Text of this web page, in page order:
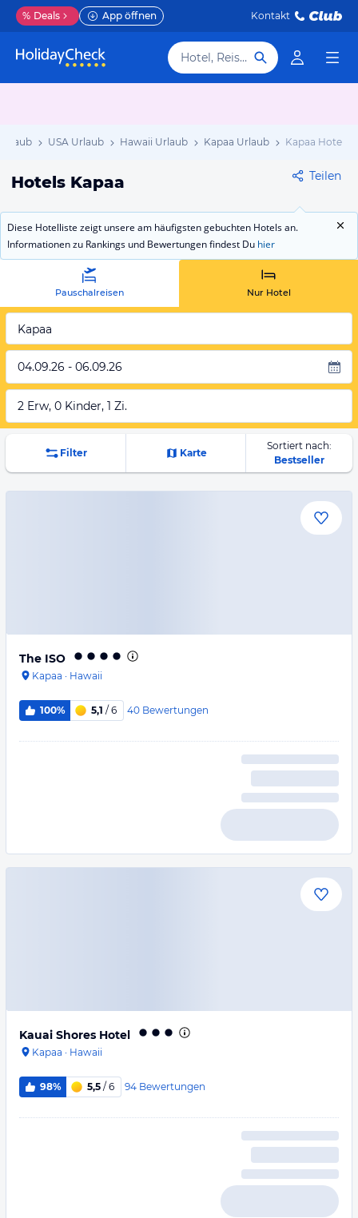
% Deals App öffnen Kontakt
Hotel, Reiseziel
USA Urlaub Hawaii Urlaub Kapaa Urlaub Kapaa Hotels
Hotels Kapaa Teilen
Diese Hotelliste zeigt unsere am häufigsten gebuchten Hotels an.
Informationen zu Rankings und Bewertungen findest Du hier
Pauschalreisen Nur Hotel
Kapaa
04.09.26 - 06.09.26
2 Erw, 0 Kinder, 1 Zi.
Filter Karte
Sortiert nach:
Bestseller
The ISO
Kapaa · Hawaii
100% 5,1 / 6 40 Bewertungen
Kauai Shores Hotel
Kapaa · Hawaii
98% 5,5 / 6 94 Bewertungen